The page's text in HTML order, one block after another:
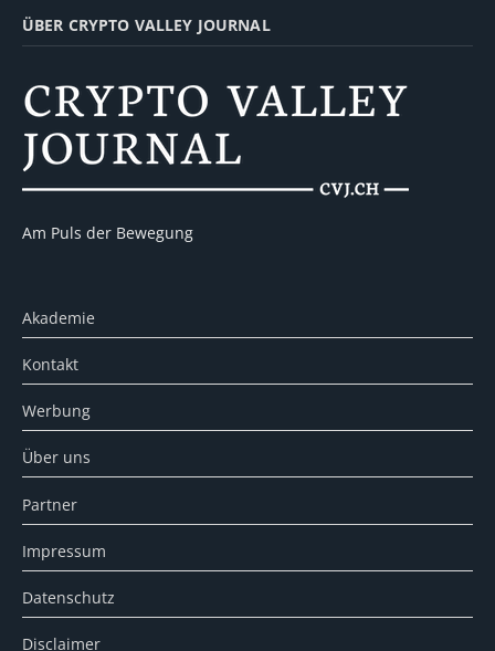
ÜBER CRYPTO VALLEY JOURNAL
Am Puls der Bewegung
Akademie
Kontakt
Werbung
Über uns
Partner
Impressum
Datenschutz
Disclaimer